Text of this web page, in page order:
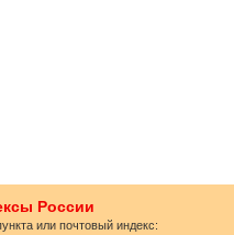
России
или почтовый индекс: